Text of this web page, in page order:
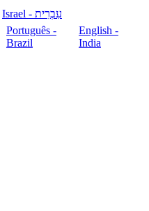
עִבְרִית - Israel
Português -
Brazil
English -
India